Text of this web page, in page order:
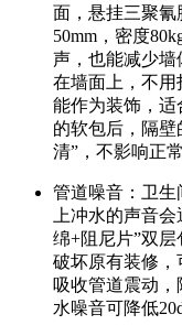
面，悬挂三聚
50mm，密度
声，也能减少
在墙面上，不
能作为装饰，
的软包后，隔壁
清”，不影响正常
管道噪音：卫生
上冲水的声音
绵+阻尼片”双
破坏原有装修，
吸收管道震动
水噪音可降低